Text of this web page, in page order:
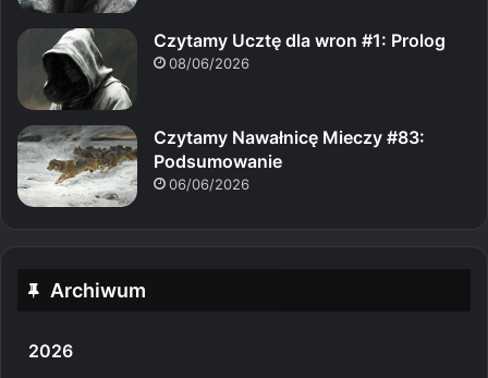
Czytamy Ucztę dla wron #1: Prolog
08/06/2026
Czytamy Nawałnicę Mieczy #83:
Podsumowanie
06/06/2026
Archiwum
2026